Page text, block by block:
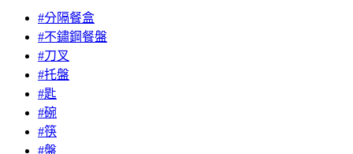
#分隔餐盒
#不鏽鋼餐盤
#刀叉
#托盤
#匙
#碗
#筷
#盤